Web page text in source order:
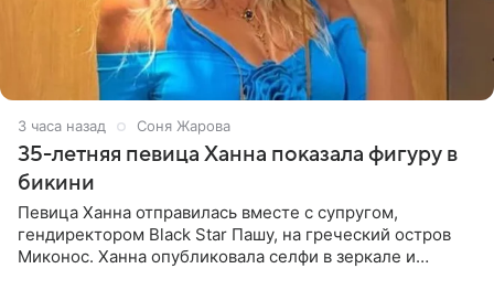
3 часа назад Соня Жарова
35-летняя певица Ханна показала фигуру в
бикини
Певица Ханна отправилась вместе с супругом,
гендиректором Black Star Пашу, на греческий остров
Миконос. Ханна опубликовала селфи в зеркале и